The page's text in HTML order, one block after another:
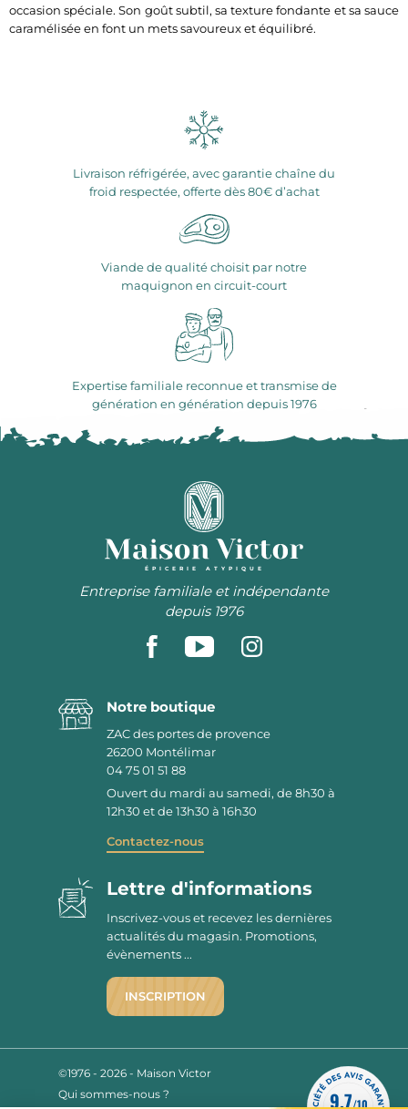
occasion spéciale. Son goût subtil, sa texture fondante et sa sauce
caramélisée en font un mets savoureux et équilibré.
Livraison réfrigérée, avec garantie chaîne du
froid respectée, offerte dès 80€ d’achat
Viande de qualité choisit par notre
maquignon en circuit-court
Expertise familiale reconnue et transmise de
génération en génération depuis 1976
ÉPICERIE ATYPIQUE
Entreprise familiale et indépendante
depuis 1976
Notre boutique
ZAC des portes de provence
26200 Montélimar
04 75 01 51 88
Ouvert du mardi au samedi, de 8h30 à
12h30 et de 13h30 à 16h30
Contactez-nous
9.7/10
Lettre d'informations
Inscrivez-vous et recevez les dernières
actualités du magasin. Promotions,
évènements ...
INSCRIPTION
©1976 - 2026 - Maison Victor
Qui sommes-nous ?